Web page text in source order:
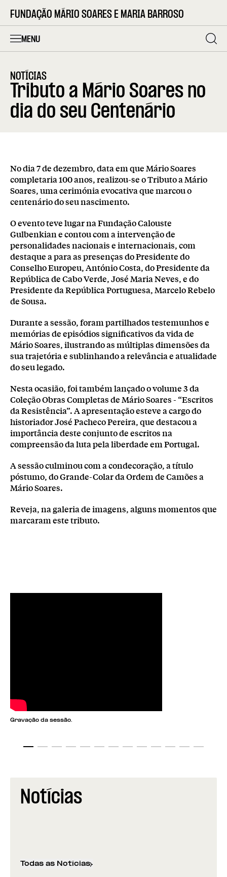
FUNDAÇÃO MÁRIO SOARES E MARIA BARROSO
MENU
NOTÍCIAS
Tributo a Mário Soares no
dia do seu Centenário
No dia 7 de dezembro, data em que Mário Soares
completaria 100 anos, realizou-se o Tributo a Mário
Soares, uma cerimónia evocativa que marcou o
centenário do seu nascimento.
O evento teve lugar na Fundação Calouste
Gulbenkian e contou com a intervenção de
personalidades nacionais e internacionais, com
destaque a para as presenças do Presidente do
Conselho Europeu, António Costa, do Presidente da
República de Cabo Verde, José Maria Neves, e do
Presidente da República Portuguesa, Marcelo Rebelo
de Sousa.
Durante a sessão, foram partilhados testemunhos e
memórias de episódios significativos da vida de
Mário Soares, ilustrando as múltiplas dimensões da
sua trajetória e sublinhando a relevância e atualidade
do seu legado.
Nesta ocasião, foi também lançado o volume 3 da
Coleção Obras Completas de Mário Soares - “Escritos
da Resistência”. A apresentação esteve a cargo do
historiador José Pacheco Pereira, que destacou a
importância deste conjunto de escritos na
compreensão da luta pela liberdade em Portugal.
A sessão culminou com a condecoração, a título
póstumo, do Grande-Colar da Ordem de Camões a
Mário Soares.
Reveja, na galeria de imagens, alguns momentos que
marcaram este tributo.
Gravação da sessão.
Notícias
Todas as Notícias